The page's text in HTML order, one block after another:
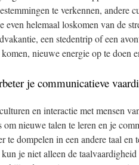
te verkennen, andere
helemaal loskomen van de
een stedentrip of een
nieuwe energie op te doen
je communicatieve
en interactie met mensen
nieuwe talen te leren en je
te dompelen in een andere taal en
je niet alleen de